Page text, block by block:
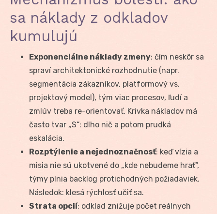
sa náklady z odkladov
kumulujú
Exponenciálne náklady zmeny: čím neskôr sa
spraví architektonické rozhodnutie (napr.
segmentácia zákazníkov, platformový vs.
projektový model), tým viac procesov, ľudí a
zmlúv treba re-orientovať. Krivka nákladov má
často tvar „S“: dlho nič a potom prudká
eskalácia.
Rozptýlenie a nejednoznačnosť: keď vízia a
misia nie sú ukotvené do „kde nebudeme hrať“,
týmy plnia backlog protichodných požiadaviek.
Následok: klesá rýchlosť učiť sa.
Strata opcií: odklad znižuje počet reálnych